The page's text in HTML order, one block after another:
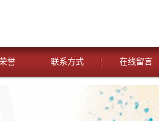
誉 联系方式 在线留言